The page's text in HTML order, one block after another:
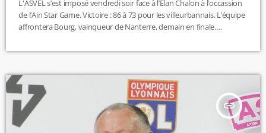
L'ASVEL s’est imposé vendredi soir face à l’Elan Chalon à l’occassion
de l’Ain Star Game. Victoire : 86 à 73 pour les villeurbannais. L’équipe
affrontera Bourg, vainqueur de Nanterre, demain en finale.
insert_link